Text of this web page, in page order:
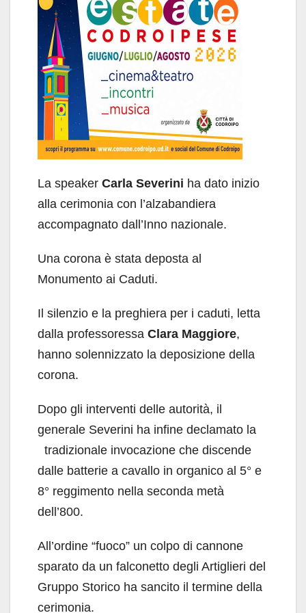
La speaker Carla Severini ha dato inizio
alla cerimonia con l’alzabandiera
accompagnato dall’Inno nazionale.
Una corona è stata deposta al
Monumento ai Caduti.
Il silenzio e la preghiera per i caduti, letta
dalla professoressa Clara Maggiore,
hanno solennizzato la deposizione della
corona.
Dopo gli interventi delle autorità, il
generale Severini ha infine declamato la
tradizionale invocazione che discende
dalle batterie a cavallo in organico al 5° e
8° reggimento nella seconda metà
dell’800.
All’ordine “fuoco” un colpo di cannone
sparato da un falconetto degli Artiglieri del
Gruppo Storico ha sancito il termine della
cerimonia.